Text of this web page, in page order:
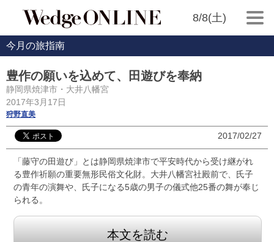
8/8(土)
今月の旅指南
豊作の願いを込めて、田遊びを奉納
静岡県焼津市・大井八幡宮
2017年3月17日
狩野直美
2017/02/27
「藤守の田遊び」とは静岡県焼津市で平安時代から受け継がれ
る豊作祈願の重要無形民俗文化財。大井八幡宮社殿前で、氏子
の青年の演舞や、氏子になる5歳の男子の儀式他25番の舞が奉じ
られる。
本文を読む